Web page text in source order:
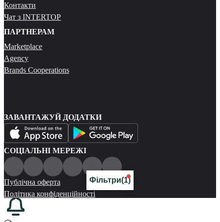
Фільтри(1)
Контакти
Чат з INTERTOP
ПАРТНЕРАМ
Marketplace
Agency
Brands Cooperations
ЗАВАНТАЖУЙ ДОДАТКИ
СОЦІАЛЬНІ МЕРЕЖІ
Публічна оферта
Політика конфіденційності
Карта сайту
© 2026 Всі права захищені